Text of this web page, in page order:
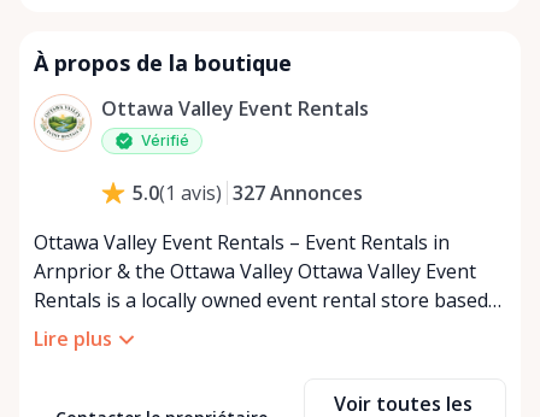
Samedi
8:00 AM - 8:00 PM
Dimanche
À propos de la boutique
Ottawa Valley Event Rentals
Vérifié
5.0(1 avis) 327Annonces
Ottawa Valley Event Rentals – Event Rentals in
Arnprior & the Ottawa Valley Ottawa Valley Event
Rentals is a locally owned event rental store based
in Arnprior, Ontario, proudly serving the Ottawa
Valley and surrounding communities. We help make
Lire plus
Voir toutes les